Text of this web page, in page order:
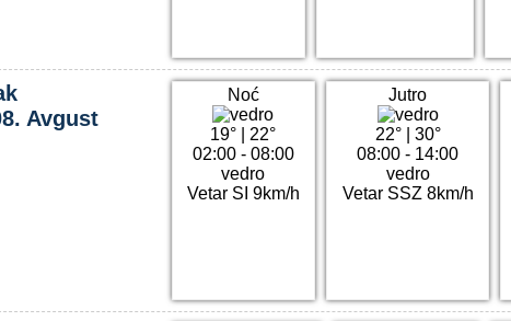
Avgust
Noć
19°
22°
02:00 - 08:00
vedro
Vetar SI 9km/h
Jutro
22°| 30°
08:00 - 14:00
vedro
Vetar SSZ 8km/h